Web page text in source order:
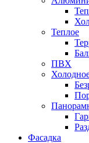
Теплое
ПВХ
Фасадка